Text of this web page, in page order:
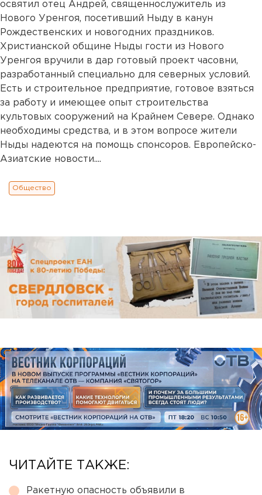
освятил отец Андрей, священнослужитель из
Нового Уренгоя, посетивший Ныду в канун
Рождественских и новогодних праздников.
Христианской общине Ныды гости из Нового
Уренгоя вручили в дар готовый проект часовни,
разработанный специально для северных условий.
Есть и строительное предприятие, готовое взяться
за работу и имеющее опыт строительства
культовых сооружений на Крайнем Севере. Однако
необходимы средства, и в этом вопросе жители
Ныды надеются на помощь спонсоров. Европейско-
Азиатские новости....
Общество
ЧИТАЙТЕ ТАКЖЕ:
Ракетную опасность объявили в